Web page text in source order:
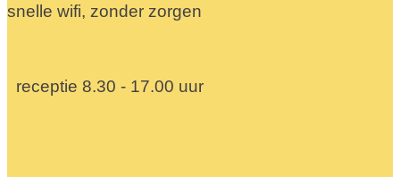
snelle wifi, zonder zorgen
receptie 8.30 - 17.00 uur